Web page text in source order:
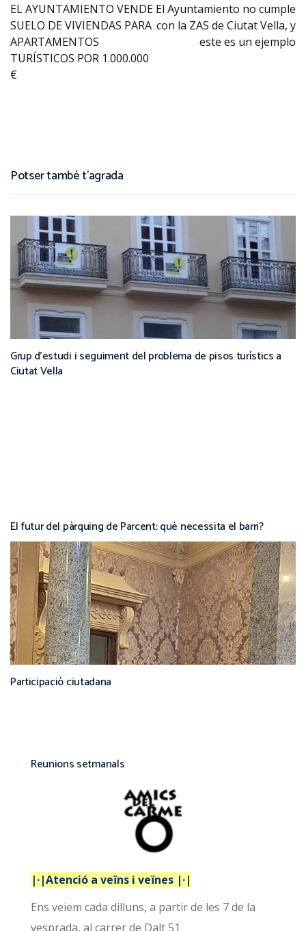
EL AYUNTAMIENTO VENDE
SUELO DE VIVIENDAS PARA
APARTAMENTOS
TURÍSTICOS POR 1.000.000
€
El Ayuntamiento no cumple
con la ZAS de Ciutat Vella, y
este es un ejemplo
Potser també t'agrada
Grup d’estudi i seguiment del problema de pisos turístics a
Ciutat Vella
El futur del pàrquing de Parcent: què necessita el barri?
Participació ciutadana
Reunions setmanals
|·|Atenció a veïns i veïnes |·|
Ens veiem cada dilluns, a partir de les 7 de la
vesprada, al carrer de Dalt 51